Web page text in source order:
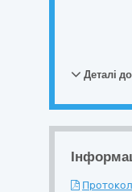
Деталі
Протокол